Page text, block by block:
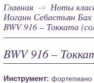
Главная
Ноты
Иоганн Себастьян Бах
BWV 916 – Токката
BWV 916 –
Инструмент: фортепиано